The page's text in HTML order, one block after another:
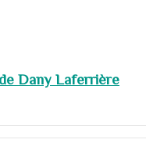
Dany Laferrière